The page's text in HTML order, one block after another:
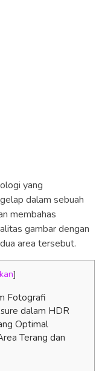
yang
dalam sebuah
membahas
gambar dengan
area tersebut.
]
Fotografi
dalam HDR
Optimal
Terang dan